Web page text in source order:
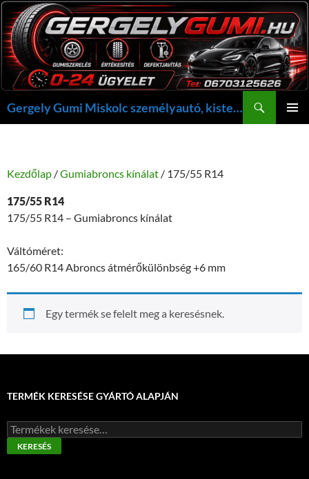
Kilépés
a
tartalomba
Gergely Gumi Miskolc személyautó, kisteherautó gumi szerelés javítás +36703125626 NON-STOP ügyelet, gergelygumi@gergelygumi.hu
Kezdőlap /Gumiabroncs kínálat / 175/55 R14
175/55 R14
175/55 R14 – Gumiabroncs kínálat
Váltóméret:
165/60 R14 Abroncs átmérőkülönbség +6 mm
Egy termék se felelt meg a keresésnek.
TERMÉK KERESÉSE GYÁRTÓ ALAPJÁN
Keresés
a
következőre:
KERESÉS